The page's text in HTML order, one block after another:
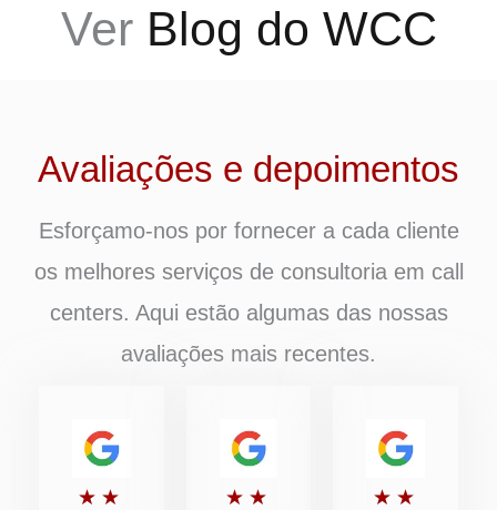
Ver Blog do WCC
Avaliações e depoimentos
Esforçamo-nos por fornecer a cada cliente
os melhores serviços de consultoria em call
centers. Aqui estão algumas das nossas
avaliações mais recentes.
★ ★Classificado ★ ★Classificado ★ ★